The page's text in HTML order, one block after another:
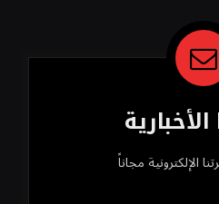
الإلكترونية مجاناً